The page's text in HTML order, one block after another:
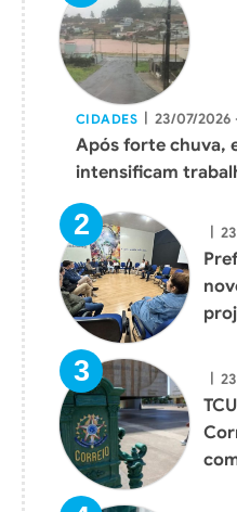
CIDADES | 23/07/2026
Após forte chuva,
intensificam
|
|